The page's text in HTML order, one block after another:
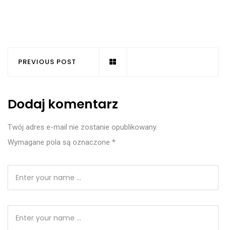
PREVIOUS POST
Dodaj komentarz
Twój adres e-mail nie zostanie opublikowany.
Wymagane pola są oznaczone *